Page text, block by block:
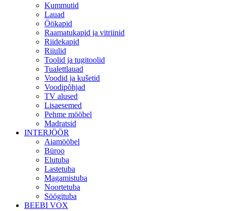
Kummutid
Lauad
Öökapid
Raamatukapid ja vitriinid
Riidekapid
Riiulid
Toolid ja tugitoolid
Tualettlauad
Voodid ja kušetid
Voodipõhjad
TV alused
Lisaesemed
Pehme mööbel
Madratsid
INTERJÖÖR
Aiamööbel
Büroo
Elutuba
Lastetuba
Magamistuba
Noortetuba
Söögituba
BEEBI VOX